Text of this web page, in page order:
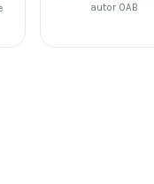
autor OAB